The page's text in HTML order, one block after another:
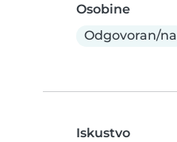
Osobine
Odgovoran/na
Iskustvo